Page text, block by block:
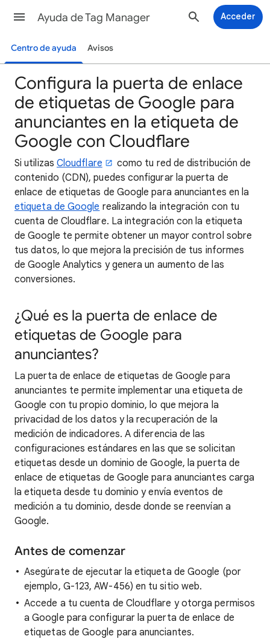
Ayuda de Tag Manager Acceder
Centro de ayuda Avisos
Configura la puerta de enlace
de etiquetas de Google para
anunciantes en la etiqueta de
Google con Cloudflare
Si utilizas Cloudflare
como tu red de distribución de
contenido (CDN), puedes configurar la puerta de
enlace de etiquetas de Google para anunciantes en la
etiqueta de Google realizando la integración con tu
cuenta de Cloudflare. La integración con la etiqueta
de Google te permite obtener un mayor control sobre
tus datos, lo que mejora la precisión de tus informes
de Google Analytics y genera un aumento de las
conversiones.
¿Qué es la puerta de enlace de
etiquetas de Google para
anunciantes?
La puerta de enlace de etiquetas de Google para
anunciantes te permite implementar una etiqueta de
Google con tu propio dominio, lo que mejora la
privacidad de los datos y la recuperación de la
medición de indicadores. A diferencia de las
configuraciones estándares en las que se solicitan
etiquetas desde un dominio de Google, la puerta de
enlace de etiquetas de Google para anunciantes carga
la etiqueta desde tu dominio y envía eventos de
medición a tu dominio, desde donde se reenvían a
Google.
Antes de comenzar
Asegúrate de ejecutar la etiqueta de Google (por
ejemplo, G-123, AW-456) en tu sitio web.
Accede a tu cuenta de Cloudflare y otorga permisos
a Google para configurar la puerta de enlace de
etiquetas de Google para anunciantes.